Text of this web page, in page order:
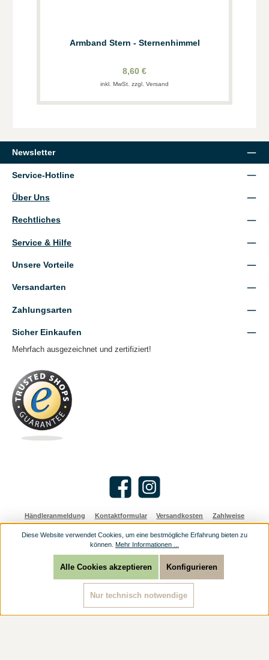
Armband Stern - Sternenhimmel
8,60 €
inkl. MwSt. zzgl. Versand
Newsletter
Service-Hotline
Über Uns
Rechtliches
Service & Hilfe
Unsere Vorteile
Versandarten
Zahlungsarten
Sicher Einkaufen
Mehrfach ausgezeichnet und zertifiziert!
Facebook Instagram
Händleranmeldung Kontaktformular Versandkosten Zahlweise
Alle Preise inkl. gesetzl. Mehrwertsteuer zzgl.Versandkostenund ggf.
Nachnahmegebühren, wenn nicht anders angegeben.
© 2026 Religioese Geschenke: christliche Geschenke günstig online kaufen - Alle
Rechte vorbehalten.
Diese Website verwendet Cookies, um eine bestmögliche Erfahrung bieten zu
können. Mehr Informationen ...
Nur technisch notwendige
Konfigurieren
Alle Cookies akzeptieren